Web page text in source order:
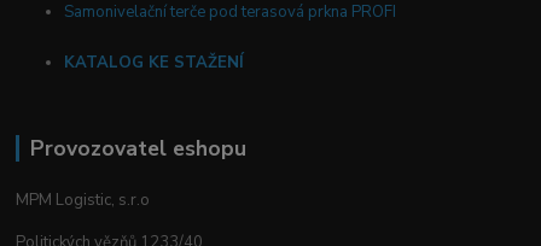
Samonivelační terče pod terasová prkna PROFI
KATALOG KE STAŽENÍ
Provozovatel eshopu
MPM Logistic, s.r.o